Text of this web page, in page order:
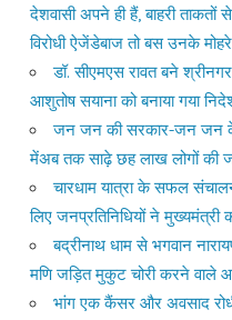
देशवासी अपने ही हैं, बाहरी
विरोधी ऐजेंडेबाज तो बस उनके
डॉ. सीएमएस रावत बने
आशुतोष सयाना को बनाया गया
जन जन की सरकार-जन जन के
मेंअब तक साढ़े छह लाख लोगों की
चारधाम यात्रा के सफल
लिए जनप्रतिनिधियों ने मुख्यमंत्री
बद्रीनाथ धाम से भगवान
मणि जड़ित मुकुट चोरी करने वाले
भांग एक कैंसर और अवसाद